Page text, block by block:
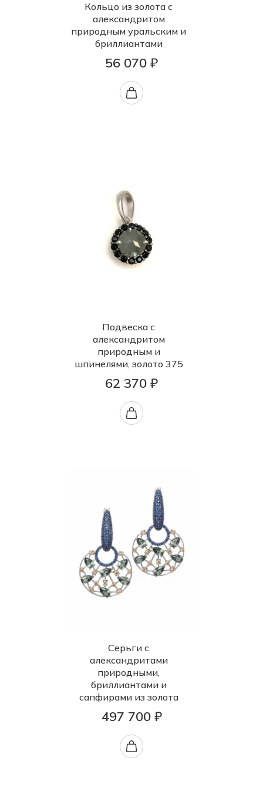
Кольцо из золота с
александритом
природным уральским и
бриллиантами
56 070 ₽
Подвеска с
александритом
природным и
шпинелями, золото 375
62 370 ₽
Серьги с
александритами
природными,
бриллиантами и
сапфирами из золота
497 700 ₽